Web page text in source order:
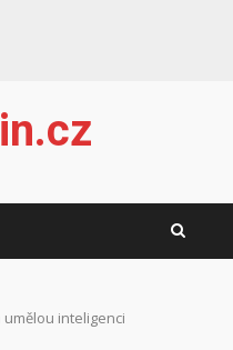
umělou inteligenci